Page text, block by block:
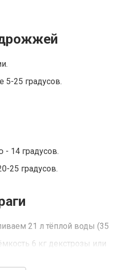
5-25 градусов.
- 14 градусов.
25 градусов.
21 л тёплой воды (35
6 кг декстрозы или